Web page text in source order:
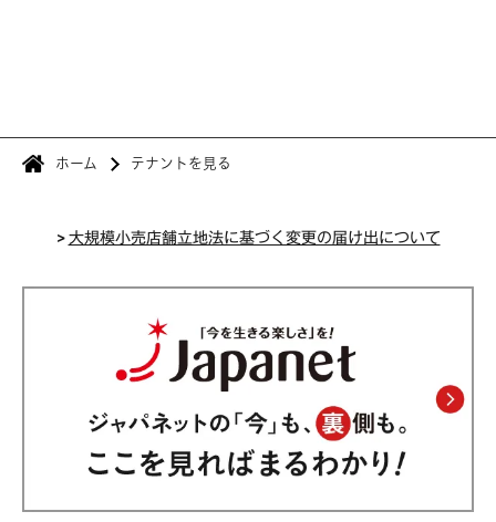
ホーム テナントを見る
>大規模小売店舗立地法に基づく変更の届け出について